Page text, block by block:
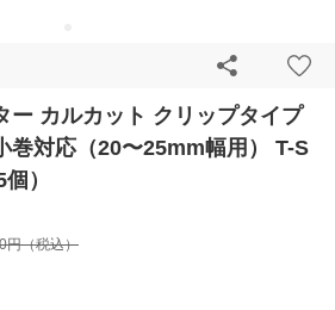
ー カルカット クリップタイプ
巻対応（20〜25mm幅用） T-S
）
円（税込）